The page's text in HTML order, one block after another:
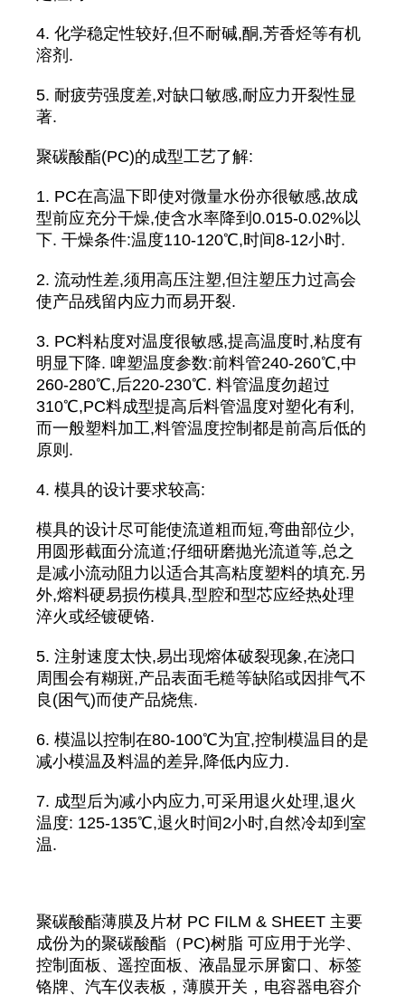
4. 化学稳定性较好,但不耐碱,酮,芳香烃等有机
溶剂.
5. 耐疲劳强度差,对缺口敏感,耐应力开裂性显
著.
聚碳酸酯(PC)的成型工艺了解:
1. PC在高温下即使对微量水份亦很敏感,故成
型前应充分干燥,使含水率降到0.015-0.02%以
下. 干燥条件:温度110-120℃,时间8-12小时.
2. 流动性差,须用高压注塑,但注塑压力过高会
使产品残留内应力而易开裂.
3. PC料粘度对温度很敏感,提高温度时,粘度有
明显下降. 啤塑温度参数:前料管240-260℃,中
260-280℃,后220-230℃. 料管温度勿超过
310℃,PC料成型提高后料管温度对塑化有利,
而一般塑料加工,料管温度控制都是前高后低的
原则.
4. 模具的设计要求较高:
模具的设计尽可能使流道粗而短,弯曲部位少,
用圆形截面分流道;仔细研磨抛光流道等,总之
是减小流动阻力以适合其高粘度塑料的填充.另
外,熔料硬易损伤模具,型腔和型芯应经热处理
淬火或经镀硬铬.
5. 注射速度太快,易出现熔体破裂现象,在浇口
周围会有糊斑,产品表面毛糙等缺陷或因排气不
良(困气)而使产品烧焦.
6. 模温以控制在80-100℃为宜,控制模温目的是
减小模温及料温的差异,降低内应力.
7. 成型后为减小内应力,可采用退火处理,退火
温度: 125-135℃,退火时间2小时,自然冷却到室
温.
聚碳酸酯薄膜及片材 PC FILM & SHEET 主要
成份为的聚碳酸酯（PC)树脂 可应用于光学、
控制面板、遥控面板、液晶显示屏窗口、标签
铬牌、汽车仪表板，薄膜开关，电容器电容介